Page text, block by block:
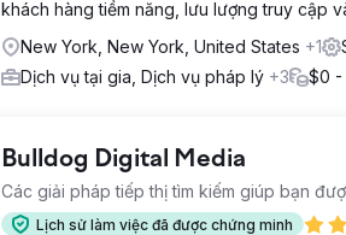
khách hàng tiềm năng, lưu lượng truy cập
New York, New York, United States +1
Dịch vụ tại gia, Dịch vụ pháp lý +3 $0 -
Bulldog Digital Media
Các giải pháp tiếp thị tìm kiếm giúp bạn
Lịch sử làm việc đã được chứng minh